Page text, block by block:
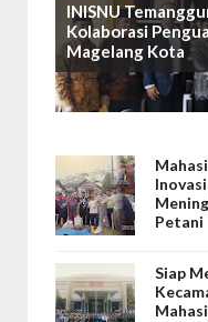
INISNU
Kolaborasi
Magelang Kota
Petani
Siap